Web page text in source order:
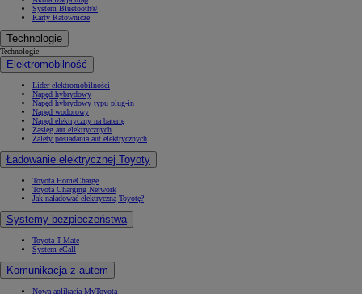
System Bluetooth®
Karty Ratownicze
Technologie
Technologie
Elektromobilność
Lider elektromobilności
Napęd hybrydowy
Napęd hybrydowy typu plug-in
Napęd wodorowy
Napęd elektryczny na baterię
Zasięg aut elektrycznych
Zalety posiadania aut elektrycznych
Ładowanie elektrycznej Toyoty
Toyota HomeCharge
Toyota Charging Network
Jak naładować elektryczną Toyotę?
Systemy bezpieczeństwa
Toyota T-Mate
System eCall
Komunikacja z autem
Nowa aplikacja MyToyota